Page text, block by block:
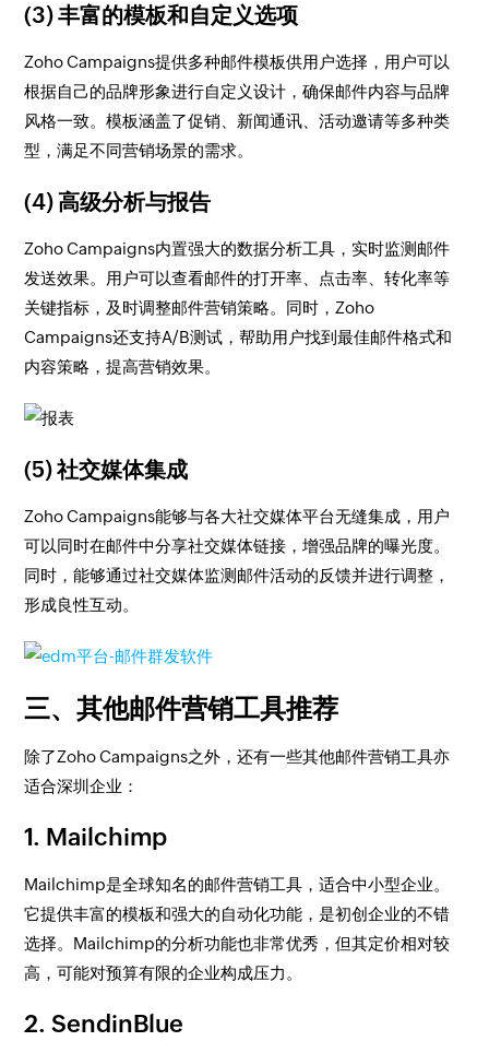
(3) 丰富的模板和自定义选项
Zoho Campaigns提供多种邮件模板供用户选择，用户可以
根据自己的品牌形象进行自定义设计，确保邮件内容与品牌
风格一致。模板涵盖了促销、新闻通讯、活动邀请等多种类
型，满足不同营销场景的需求。
(4) 高级分析与报告
Zoho Campaigns内置强大的数据分析工具，实时监测邮件
发送效果。用户可以查看邮件的打开率、点击率、转化率等
关键指标，及时调整邮件营销策略。同时，Zoho
Campaigns还支持A/B测试，帮助用户找到最佳邮件格式和
内容策略，提高营销效果。
(5) 社交媒体集成
Zoho Campaigns能够与各大社交媒体平台无缝集成，用户
可以同时在邮件中分享社交媒体链接，增强品牌的曝光度。
同时，能够通过社交媒体监测邮件活动的反馈并进行调整，
形成良性互动。
三、其他邮件营销工具推荐
除了Zoho Campaigns之外，还有一些其他邮件营销工具亦
适合深圳企业：
1. Mailchimp
Mailchimp是全球知名的邮件营销工具，适合中小型企业。
它提供丰富的模板和强大的自动化功能，是初创企业的不错
选择。Mailchimp的分析功能也非常优秀，但其定价相对较
高，可能对预算有限的企业构成压力。
2. SendinBlue